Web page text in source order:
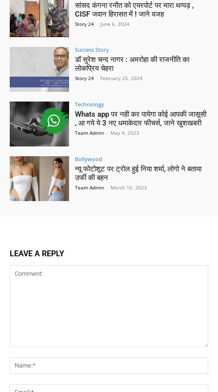
सांसद कंगना रनौत को एयरपोर्ट पर मारा थप्पड़ ,
CISF जवान हिरासत में ! जाने वजह
Story 24 - June 6, 2024
Success Story
डॉ सुरेश चन्द नागर : अमरोहा की राजनीति का
लोकप्रिय चेहरा
Story 24 - February 25, 2024
Technology
Whats app पर नही कर पायेगा कोई आपकी जासूसी
, आ गये ये 3 नए धमाकेदार फीचर्स, जाने खुशखबरी
Team Admin - May 4, 2023
Bollywood
न्यू फोटोशूट पर ट्रोल हुई निया शर्मा, लोगो ने बताया
उर्फी की बहन
Team Admin - March 16, 2023
LEAVE A REPLY